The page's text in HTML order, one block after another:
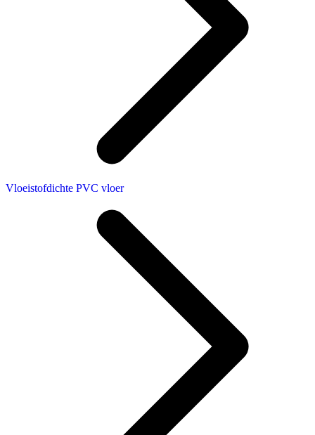
Vloeistofdichte PVC vloer